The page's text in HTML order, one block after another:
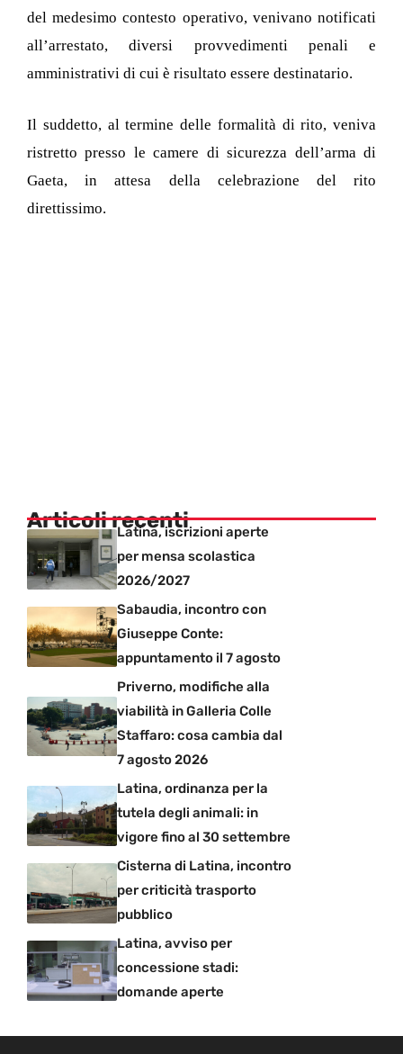
del medesimo contesto operativo, venivano notificati
all’arrestato, diversi provvedimenti penali e
amministrativi di cui è risultato essere destinatario.
Il suddetto, al termine delle formalità di rito, veniva
ristretto presso le camere di sicurezza dell’arma di
Gaeta, in attesa della celebrazione del rito
direttissimo.
Articoli recentiLatina, iscrizioni aperte
per mensa scolastica
2026/2027
Sabaudia, incontro con
Giuseppe Conte:
appuntamento il 7 agosto
Priverno, modifiche alla
viabilità in Galleria Colle
Staffaro: cosa cambia dal
7 agosto 2026
Latina, ordinanza per la
tutela degli animali: in
vigore fino al 30 settembre
Cisterna di Latina, incontro
per criticità trasporto
pubblico
Latina, avviso per
concessione stadi:
domande aperte